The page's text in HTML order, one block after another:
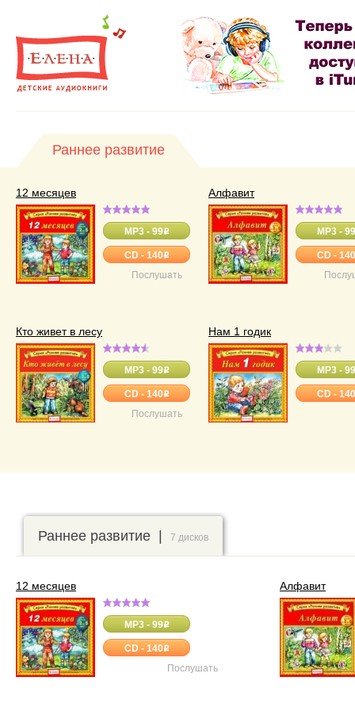
Раннее развитие
12 месяцев
MP3 - 99o
CD - 140o
Послушать
Алфавит
MP3 - 99
CD - 140
Кто живет в лесу
MP3 - 99o
CD - 140o
Послушать
Нам 1 годик
MP3 - 99
CD - 140
Раннее развитие | 7 дисков
12 месяцев
MP3 - 99o
CD - 140o
Послушать
Алфавит